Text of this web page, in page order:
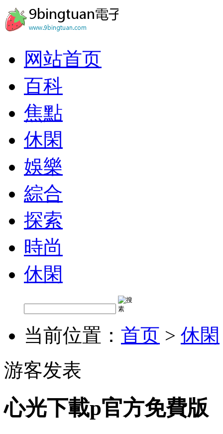
网站首页
百科
焦點
休閑
娛樂
綜合
探索
時尚
休閑
当前位置： 首页 > 休閑
游客发表
心光下載p官方免費版